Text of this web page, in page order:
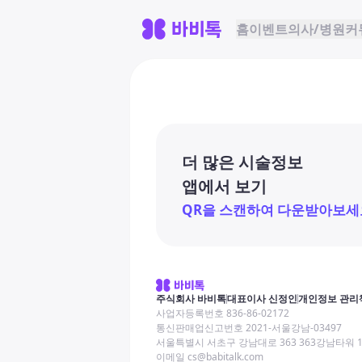
홈이벤트의사/병원커
더 많은 시술정보
앱에서 보기
QR을 스캔하여 다운받아보세
주식회사 바비톡대표이사 신정인개인정보 관리
사업자등록번호 836-86-02172
통신판매업신고번호 2021-서울강남-03497
서울특별시 서초구 강남대로 363 363강남타워
이메일 cs@babitalk.com